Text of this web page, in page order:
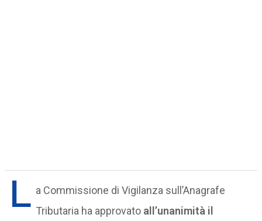
L a Commissione di Vigilanza sull’Anagrafe
Tributaria ha approvatoall’unanimità il